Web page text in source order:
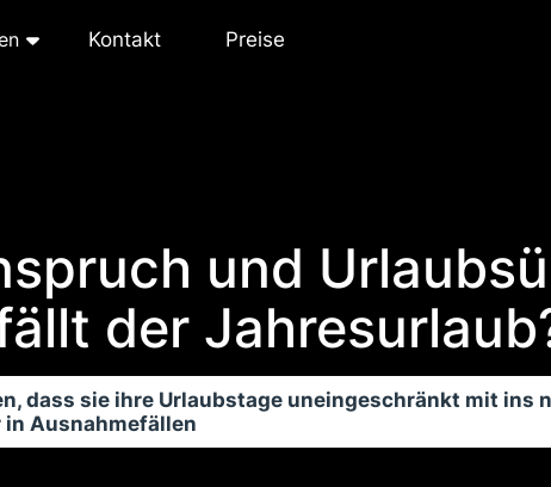
Kontakt Preise
und
der
dass sie ihre Urlaubstage uneingeschränkt mit ins
Ausnahmefällen